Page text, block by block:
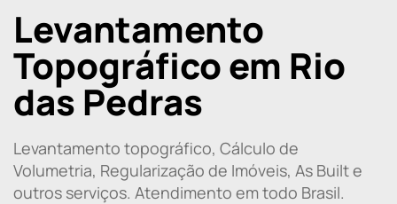
Levantamento
Topográfico em Rio
das Pedras
Levantamento topográfico, Cálculo de
Volumetria, Regularização de Imóveis, As Built e
outros serviços. Atendimento em todo Brasil.